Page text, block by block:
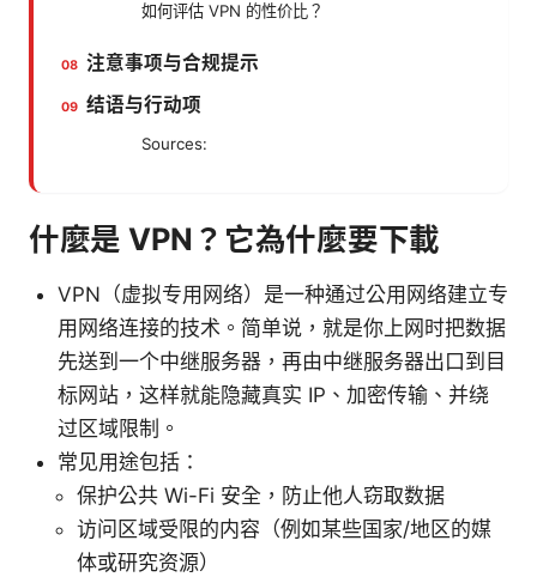
如何评估 VPN 的性价比？
注意事项与合规提示
结语与行动项
Sources:
什麼是 VPN？它為什麼要下載
VPN（虚拟专用网络）是一种通过公用网络建立专
用网络连接的技术。简单说，就是你上网时把数据
先送到一个中继服务器，再由中继服务器出口到目
标网站，这样就能隐藏真实 IP、加密传输、并绕
过区域限制。
常见用途包括：
保护公共 Wi-Fi 安全，防止他人窃取数据
访问区域受限的内容（例如某些国家/地区的媒
体或研究资源）